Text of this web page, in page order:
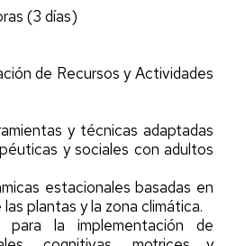
(3 días)
de Recursos y Actividades
y técnicas adaptadas
y sociales con adultos
estacionales basadas en
plantas y la zona climática.
para la implementación de